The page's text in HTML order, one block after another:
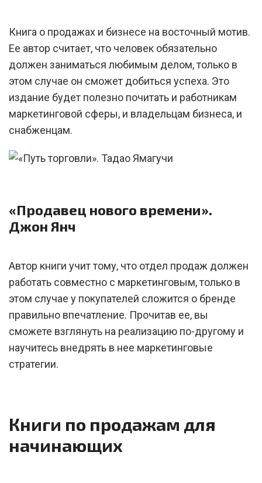
Книга о продажах и бизнесе на восточный мотив.
Ее автор считает, что человек обязательно
должен заниматься любимым делом, только в
этом случае он сможет добиться успеха. Это
издание будет полезно почитать и работникам
маркетинговой сферы, и владельцам бизнеса, и
снабженцам.
«Продавец нового времени».
Джон Янч
Автор книги учит тому, что отдел продаж должен
работать совместно с маркетинговым, только в
этом случае у покупателей сложится о бренде
правильно впечатление. Прочитав ее, вы
сможете взглянуть на реализацию по-другому и
научитесь внедрять в нее маркетинговые
стратегии.
Книги по продажам для
начинающих